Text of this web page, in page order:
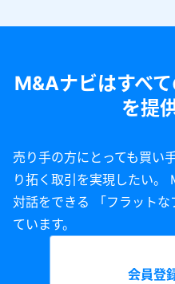
M&Aナビはすべ
を提
売り手の方にとっても買い
り拓く取引を実現したい。
対話をできる 「フラット
ています。
会員登